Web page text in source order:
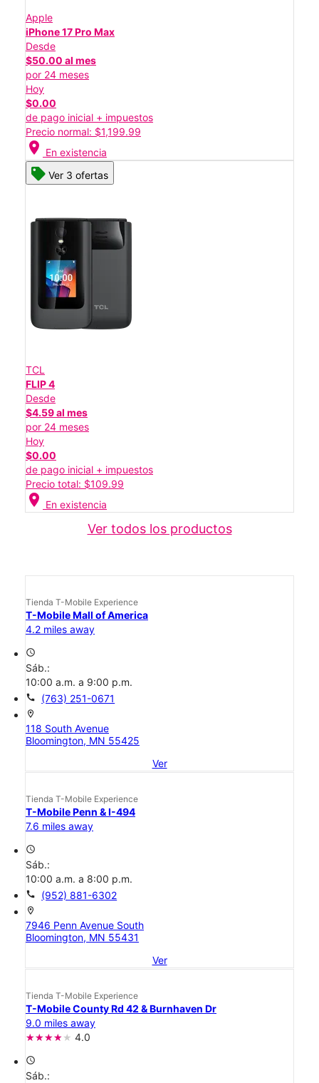
Apple
iPhone 17 Pro Max
Desde
$50.00 al mes
por 24 meses
Hoy
$0.00
de pago inicial + impuestos
Precio normal: $1,199.99
location_on En existencia
Ver 3 ofertas
TCL
FLIP 4
Desde
$4.59 al mes
por 24 meses
Hoy
$0.00
de pago inicial + impuestos
Precio total: $109.99
location_on En existencia
Ver todos los productos
Tienda T-Mobile Experience
T-Mobile Mall of America
4.2 miles away
access_time
Sáb.:
10:00 a.m. a 9:00 p.m.
call (763) 251-0671
location_on
118 South Avenue
Bloomington, MN 55425
Ver
Tienda T-Mobile Experience
T-Mobile Penn & I-494
7.6 miles away
access_time
Sáb.:
10:00 a.m. a 8:00 p.m.
call (952) 881-6302
location_on
7946 Penn Avenue South
Bloomington, MN 55431
Ver
Tienda T-Mobile Experience
T-Mobile County Rd 42 & Burnhaven Dr
9.0 miles away
4.0
access_time
Sáb.: